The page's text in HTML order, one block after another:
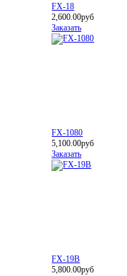
FX-18
2,600.00руб
Заказать
FX-1080
5,100.00руб
Заказать
FX-19B
5,800.00руб